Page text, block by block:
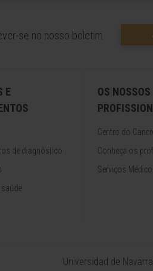
se no nosso boletim
E
de diagnóstico
saúde
OS NOSSOS
Centro do
Conheça os
Serviços
Universidad de Navarra